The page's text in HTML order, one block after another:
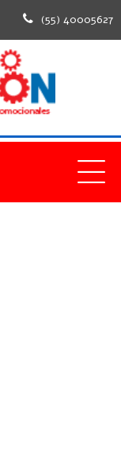
(55) 40005627